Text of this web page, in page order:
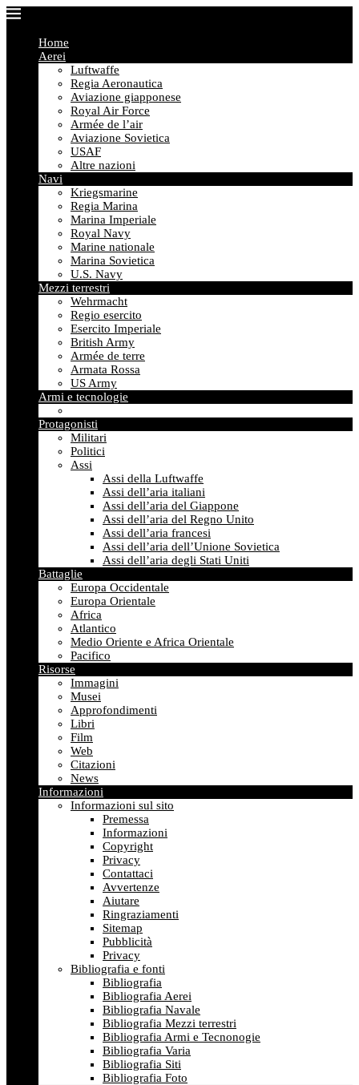
Home
Aerei
Luftwaffe
Regia Aeronautica
Aviazione giapponese
Royal Air Force
Armée de l’air
Aviazione Sovietica
USAF
Altre nazioni
Navi
Kriegsmarine
Regia Marina
Marina Imperiale
Royal Navy
Marine nationale
Marina Sovietica
U.S. Navy
Mezzi terrestri
Wehrmacht
Regio esercito
Esercito Imperiale
British Army
Armée de terre
Armata Rossa
US Army
Armi e tecnologie
Protagonisti
Militari
Politici
Assi
Assi della Luftwaffe
Assi dell’aria italiani
Assi dell’aria del Giappone
Assi dell’aria del Regno Unito
Assi dell’aria francesi
Assi dell’aria dell’Unione Sovietica
Assi dell’aria degli Stati Uniti
Battaglie
Europa Occidentale
Europa Orientale
Africa
Atlantico
Medio Oriente e Africa Orientale
Pacifico
Risorse
Immagini
Musei
Approfondimenti
Libri
Film
Web
Citazioni
News
Informazioni
Informazioni sul sito
Premessa
Informazioni
Copyright
Privacy
Contattaci
Avvertenze
Aiutare
Ringraziamenti
Sitemap
Pubblicità
Privacy
Bibliografia e fonti
Bibliografia
Bibliografia Aerei
Bibliografia Navale
Bibliografia Mezzi terrestri
Bibliografia Armi e Tecnonogie
Bibliografia Varia
Bibliografia Siti
Bibliografia Foto